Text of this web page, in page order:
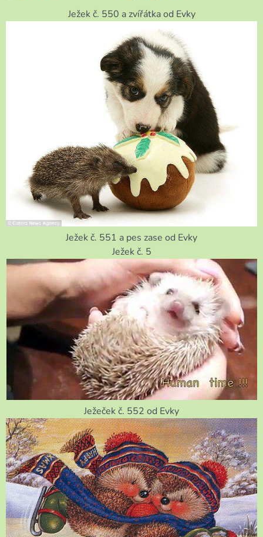
Ježek č. 550 a zvířátka od Evky
Ježek č. 551 a pes zase od Evky
Ježek č. 5
Ježeček č. 552 od Evky